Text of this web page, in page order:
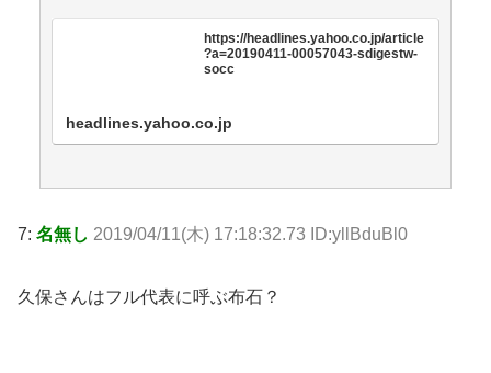
https://headlines.yahoo.co.jp/article
?a=20190411-00057043-sdigestw-
socc
headlines.yahoo.co.jp
7: 名無し 2019/04/11(木) 17:18:32.73 ID:yllBduBl0
久保さんはフル代表に呼ぶ布石？